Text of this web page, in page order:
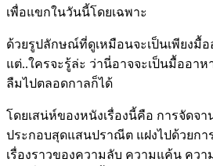
เพื่อแขกในวันนี้โดยเฉพาะ
ด้วยรูปลักษณ์ที่ดูเหมือนจะเป็นเพียงมื้
แต่..ใครจะรู้ล่ะ ว่านี่อาจจะเป็นมื้ออา
ลืมไปตลอดกาลก็ได้
โดยเสน่ห์ของหนังเรื่องนี้คือ การจัดจ
ประกอบสุดแสนปราณีต แฝงไปด้วยกา
เรื่องราวของความลับ ความแค้น คว